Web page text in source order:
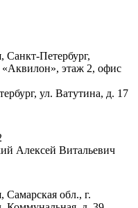
Санкт-Петербург,
этаж 2, офис
ул. Ватутина, д. 17
Алексей Витальевич
Самарская обл., г.